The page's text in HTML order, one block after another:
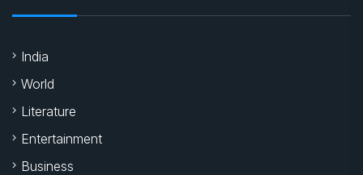
India
World
Literature
Entertainment
Business